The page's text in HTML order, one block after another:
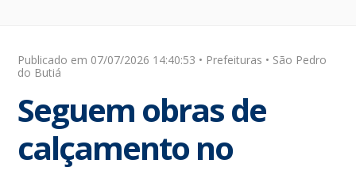
Publicado em 07/07/2026 14:40:53 • Prefeituras • São Pedro
do Butiá
Seguem obras de
calçamento no